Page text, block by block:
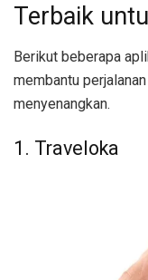
Terbaik
Berikut beberapa
membantu
menyenangkan.
1. Traveloka